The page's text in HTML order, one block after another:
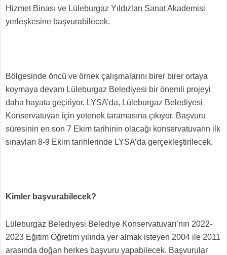
Hizmet Binası ve Lüleburgaz Yıldızları Sanat Akademisi
yerleşkesine başvurabilecek.
Bölgesinde öncü ve örnek çalışmalarını birer birer ortaya
koymaya devam Lüleburgaz Belediyesi bir önemli projeyi
daha hayata geçiriyor. LYSA’da, Lüleburgaz Belediyesi
Konservatuvarı için yetenek taramasına çıkıyor. Başvuru
süresinin en son 7 Ekim tarihinin olacağı konservatuvarın ilk
sınavları 8-9 Ekim tarihlerinde LYSA’da gerçekleştirilecek.
Kimler başvurabilecek?
Lüleburgaz Belediyesi Belediye Konservatuvarı’nın 2022-
2023 Eğitim Öğretim yılında yer almak isteyen 2004 ile 2011
arasında doğan herkes başvuru yapabilecek. Başvurular